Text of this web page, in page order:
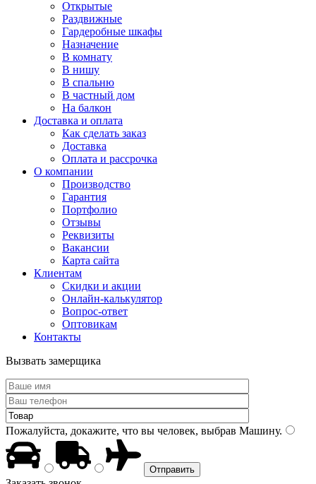
Открытые
Раздвижные
Гардеробные шкафы
Назначение
В комнату
В нишу
В спальню
В частный дом
На балкон
Доставка и оплата
Как сделать заказ
Доставка
Оплата и рассрочка
О компании
Производство
Гарантия
Портфолио
Отзывы
Реквизиты
Вакансии
Карта сайта
Клиентам
Скидки и акции
Онлайн-калькулятор
Вопрос-ответ
Оптовикам
Контакты
Вызвать замерщика
Пожалуйста, докажите, что вы человек, выбрав Машину.